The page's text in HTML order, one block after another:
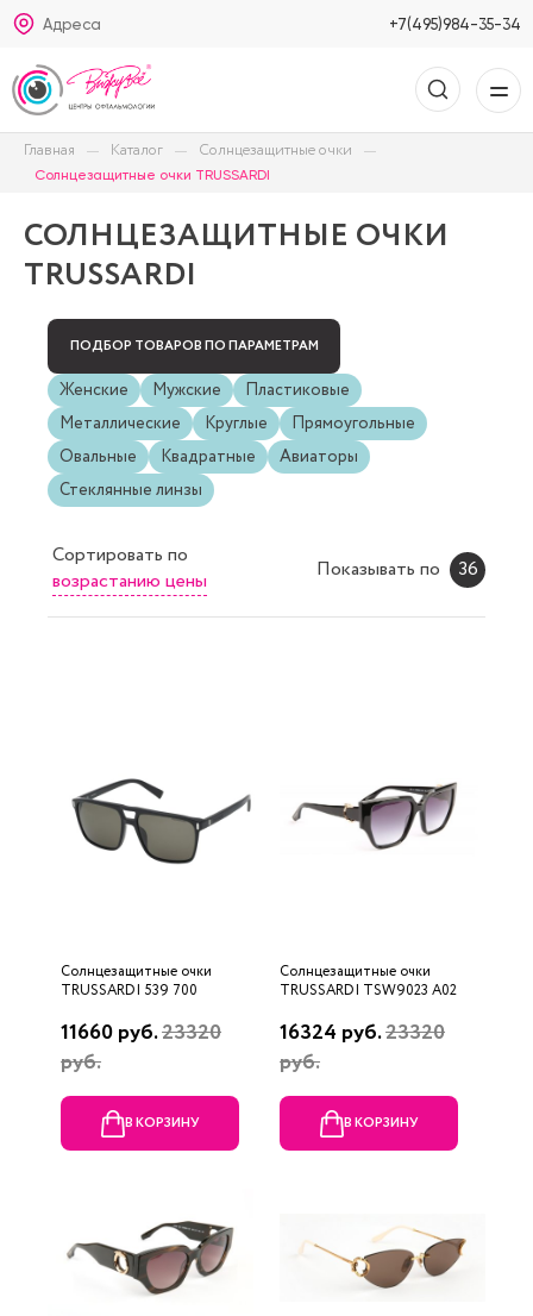
Адреса +7(495)984-35-34
Главная Каталог Солнцезащитные очки
Солнцезащитные очки TRUSSARDI
СОЛНЦЕЗАЩИТНЫЕ ОЧКИ
TRUSSARDI
ПОДБОР ТОВАРОВ ПО ПАРАМЕТРАМ
Женские Мужские
Пластиковые
Металлические
Круглые
Прямоугольные
Овальные
Квадратные
Авиаторы
Стеклянные линзы
Сортировать по
возрастанию цены
Показывать по 36
Солнцезащитные очки
TRUSSARDI 539 700
11660 руб.23320
руб.
В КОРЗИНУ
Солнцезащитные очки
TRUSSARDI TSW9023 A02
16324 руб.23320
руб.
В КОРЗИНУ